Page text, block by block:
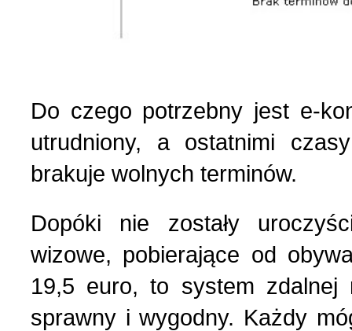
Do czego potrzebny jest e-
utrudniony, a ostatnimi
brakuje wolnych terminów.
Dopóki nie zostały
wizowe, pobierające od
19,5 euro, to system zdalnej
sprawny i wygodny. Każdy